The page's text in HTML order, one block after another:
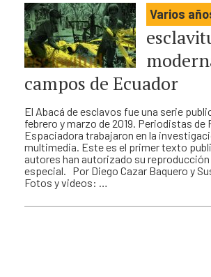
Varios
campos de Ecuador
El Abacá de esclavos fue una serie
febrero y marzo de 2019. Periodistas de
Espaciadora trabajaron en la
multimedia. Este es el primer texto
autores han autorizado su
especial. Por Diego Cazar Baquero y
Fotos y videos: …